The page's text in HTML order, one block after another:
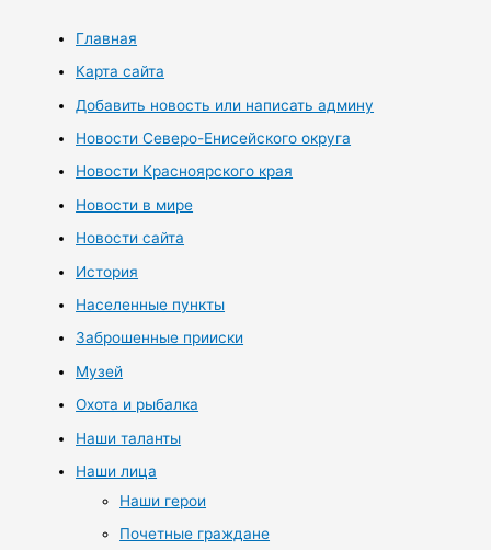
Главная
Карта сайта
Добавить новость или написать админу
Новости Северо-Енисейского округа
Новости Красноярского края
Новости в мире
Новости сайта
История
Населенные пункты
Заброшенные прииски
Музей
Охота и рыбалка
Наши таланты
Наши лица
Наши герои
Почетные граждане